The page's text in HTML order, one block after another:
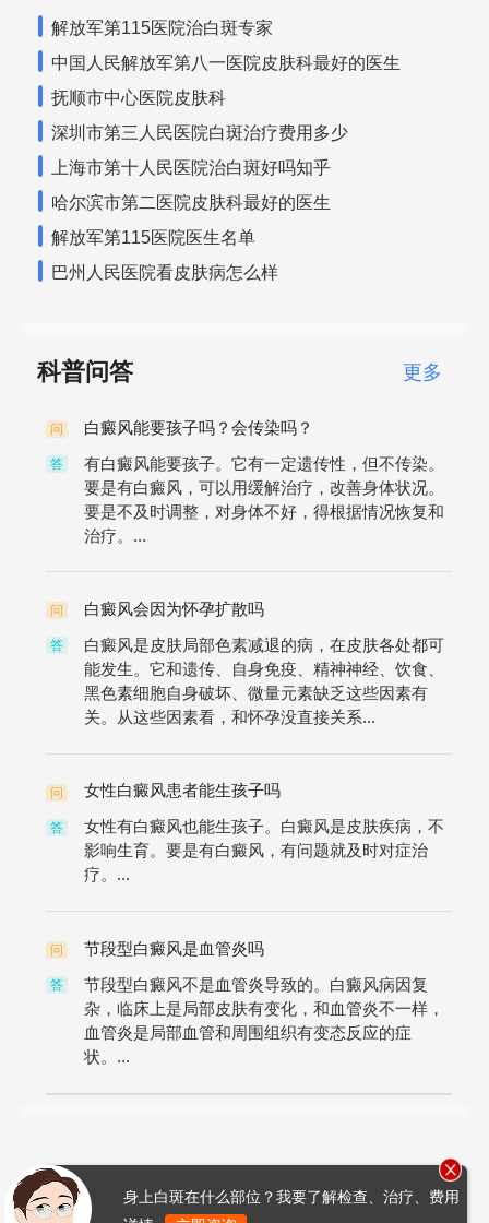
解放军第115医院治白斑专家
中国人民解放军第八一医院皮肤科最好的医生
抚顺市中心医院皮肤科
深圳市第三人民医院白斑治疗费用多少
上海市第十人民医院治白斑好吗知乎
哈尔滨市第二医院皮肤科最好的医生
解放军第115医院医生名单
巴州人民医院看皮肤病怎么样
科普问答 更多
问 白癜风能要孩子吗？会传染吗？
答
有白癜风能要孩子。它有一定遗传性，但不传染。
要是有白癜风，可以用缓解治疗，改善身体状况。
要是不及时调整，对身体不好，得根据情况恢复和
治疗。...
问 白癜风会因为怀孕扩散吗
答
白癜风是皮肤局部色素减退的病，在皮肤各处都可
能发生。它和遗传、自身免疫、精神神经、饮食、
黑色素细胞自身破坏、微量元素缺乏这些因素有
关。从这些因素看，和怀孕没直接关系...
问 女性白癜风患者能生孩子吗
答
女性有白癜风也能生孩子。白癜风是皮肤疾病，不
影响生育。要是有白癜风，有问题就及时对症治
疗。...
问 节段型白癜风是血管炎吗
答
节段型白癜风不是血管炎导致的。白癜风病因复
杂，临床上是局部皮肤有变化，和血管炎不一样，
血管炎是局部血管和周围组织有变态反应的症
状。...
身上白斑在什么部位？我要了解检查、治疗、费用